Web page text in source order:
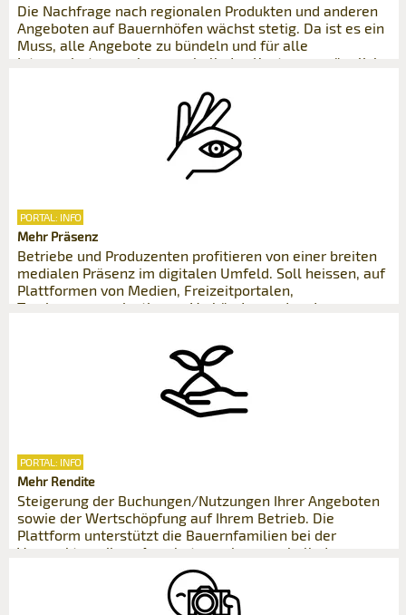
Die Nachfrage nach regionalen Produkten und anderen
Angeboten auf Bauernhöfen wächst stetig. Da ist es ein
Muss, alle Angebote zu bündeln und für alle
Interessierten auch ausserhalb des Kantons zugänglich
PORTAL: INFO
Mehr Präsenz
Betriebe und Produzenten profitieren von einer breiten
medialen Präsenz im digitalen Umfeld. Soll heissen, auf
Plattformen von Medien, Freizeitportalen,
Tourismusorganisationen, Verbänden und anderen
PORTAL: INFO
Mehr Rendite
Steigerung der Buchungen/Nutzungen Ihrer Angeboten
sowie der Wertschöpfung auf Ihrem Betrieb. Die
Plattform unterstützt die Bauernfamilien bei der
Vermarktung ihrer Angebote auch ausserhalb der